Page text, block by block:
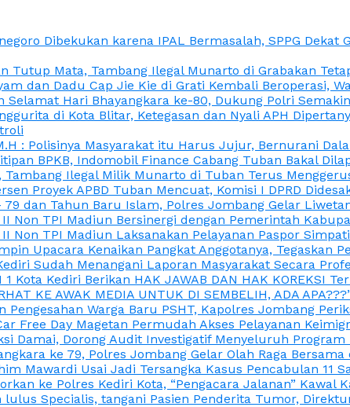
Dibekukan karena IPAL Bermasalah, SPPG
Tutup Mata, Tambang Ilegal Munarto di Grabakan
dan Dadu Cap Jie Kie di Grati Kembali Beroperasi,
Selamat Hari Bhayangkara ke-80, Dukung Polri
di Kota Blitar, Ketegasan dan Nyali APH
: Polisinya Masyarakat itu Harus Jujur, Bernurani
BPKB, Indomobil Finance Cabang Tuban Bakal
Tambang Ilegal Milik Munarto di Tuban Terus
Proyek APBD Tuban Mencuat, Komisi I DPRD
dan Tahun Baru Islam, Polres Jombang Gelar
Non TPI Madiun Bersinergi dengan Pemerintah
Non TPI Madiun Laksanakan Pelayanan Paspor
Upacara Kenaikan Pangkat Anggotanya, Tegaskan
Sudah Menangani Laporan Masyarakat Secara
1 Kota Kediri Berikan HAK JAWAB DAN HAK KOREKSI
KE AWAK MEDIA UNTUK DI SEMBELIH, ADA
Pengesahan Warga Baru PSHT, Kapolres Jombang
Free Day Magetan Permudah Akses Pelayanan
Damai, Dorong Audit Investigatif Menyeluruh Program
ke 79, Polres Jombang Gelar Olah Raga Bersama
Mawardi Usai Jadi Tersangka Kasus Pencabulan 11
ke Polres Kediri Kota, “Pengacara Jalanan” Kawal
Specialis, tangani Pasien Penderita Tumor,